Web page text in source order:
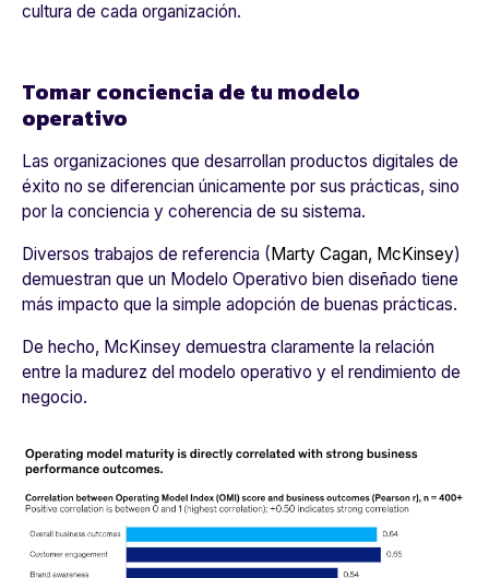
cultura de cada organización.
Tomar conciencia de tu modelo
operativo
Las organizaciones que desarrollan productos digitales de
éxito no se diferencian únicamente por sus prácticas, sino
por la conciencia y coherencia de su sistema.
Diversos trabajos de referencia ( Marty Cagan, McKinsey)
demuestran que un Modelo Operativo bien diseñado tiene
más impacto que la simple adopción de buenas prácticas.
De hecho, McKinsey demuestra claramente la relación
entre la madurez del modelo operativo y el rendimiento de
negocio.